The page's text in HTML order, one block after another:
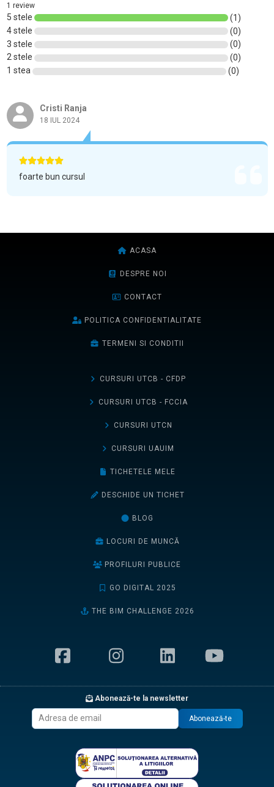
1 review
5 stele
(1)
4 stele
(0)
3 stele
(0)
2 stele
(0)
1 stea
(0)
Cristi Ranja
18 IUL 2024
foarte bun cursul
ACASA
DESPRE NOI
CONTACT
POLITICA CONFIDENTIALITATE
TERMENI SI CONDITII
CURSURI UTCB - CFDP
CURSURI UTCB - FCCIA
CURSURI UTCN
CURSURI UAUIM
TICHETELE MELE
DESCHIDE UN TICHET
BLOG
LOCURI DE MUNCĂ
PROFILURI PUBLICE
GO DIGITAL 2025
THE BIM CHALLENGE 2026
Abonează-te la newsletter
Abonează-te